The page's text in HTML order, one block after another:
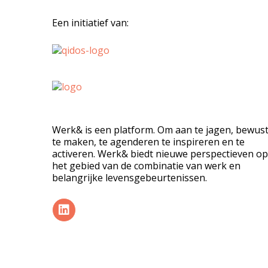
Een initiatief van:
Werk& is een platform. Om aan te jagen, bewust
te maken, te agenderen te inspireren en te
activeren. Werk& biedt nieuwe perspectieven op
het gebied van de combinatie van werk en
belangrijke levensgebeurtenissen.